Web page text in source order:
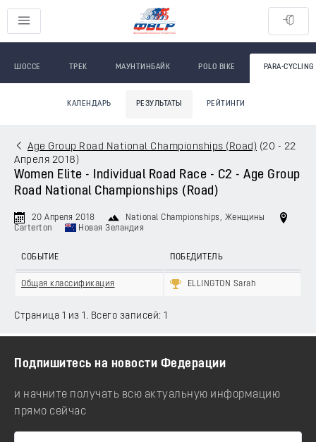
ШОССЕ ТРЕК МАУНТИНБАЙК POLO BIKE PARA-CYCLING
КАЛЕНДАРЬ РЕЗУЛЬТАТЫ РЕЙТИНГИ
Age Group Road National Championships (Road) (20 - 22
Апреля 2018 )
Women Elite - Individual Road Race - C2 - Age Group
Road National Championships (Road)
20 Апреля 2018 National Championships , Женщины
Carterton
Новая Зеландия
СОБЫТИЕ ПОБЕДИТЕЛЬ
Общая классификация ELLINGTON Sarah
Страница 1 из 1. Всего записей: 1
Подпишитесь на новости Федерации
и начните получать всю актуальную информацию
прямо сейчас